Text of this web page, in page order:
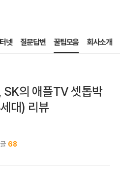
넷 질문답변 꿀팁모음 회사소개
SK의 애플TV 셋톱박
대) 리뷰
68